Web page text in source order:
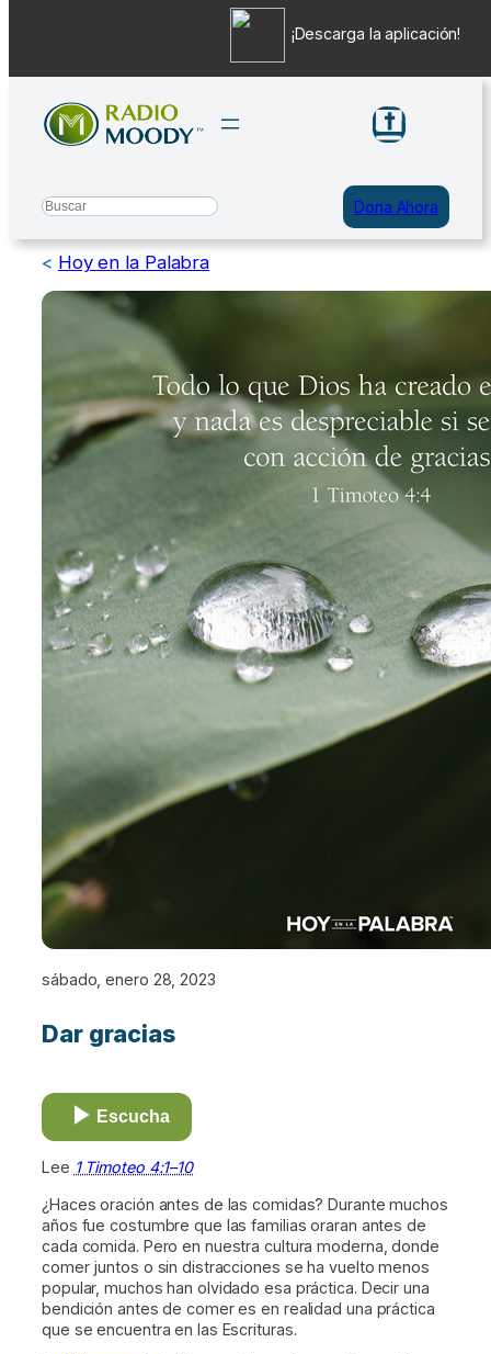
contenido
Search Dona Ahora
< Hoy en la Palabra
sábado, enero 28, 2023
Dar gracias
Escucha
Lee 1 Timoteo 4:1–10
¿Haces oración antes de las comidas? Durante muchos
años fue costumbre que las familias oraran antes de
cada comida. Pero en nuestra cultura moderna, donde
comer juntos o sin distracciones se ha vuelto menos
popular, muchos han olvidado esa práctica. Decir una
bendición antes de comer es en realidad una práctica
que se encuentra en las Escrituras.
¡Descarga la aplicación!